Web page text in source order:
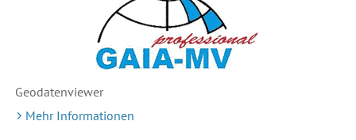
Geodatenviewer
Mehr Informationen